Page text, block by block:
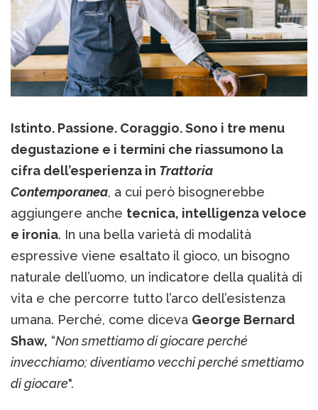
Istinto. Passione. Coraggio. Sono i tre menu
degustazione e i termini che riassumono la
cifra dell’esperienza in Trattoria
Contemporanea, a cui però bisognerebbe
aggiungere anche tecnica, intelligenza veloce
e ironia. In una bella varietà di modalità
espressive viene esaltato il gioco, un bisogno
naturale dell’uomo, un indicatore della qualità di
vita e che percorre tutto l’arco dell’esistenza
umana. Perché, come diceva George Bernard
Shaw, “Non smettiamo di giocare perché
invecchiamo; diventiamo vecchi perché smettiamo
di giocare".